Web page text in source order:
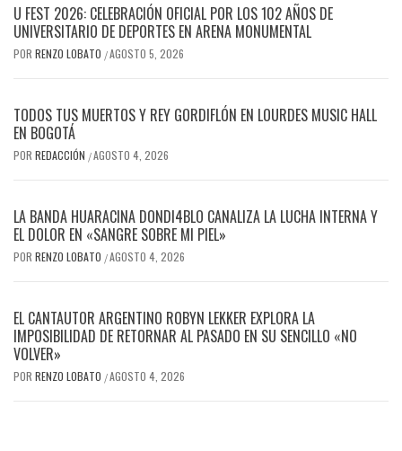
U FEST 2026: CELEBRACIÓN OFICIAL POR LOS 102 AÑOS DE
UNIVERSITARIO DE DEPORTES EN ARENA MONUMENTAL
POR RENZO LOBATO /AGOSTO 5, 2026
TODOS TUS MUERTOS Y REY GORDIFLÓN EN LOURDES MUSIC HALL
EN BOGOTÁ
POR REDACCIÓN /AGOSTO 4, 2026
LA BANDA HUARACINA DONDI4BLO CANALIZA LA LUCHA INTERNA Y
EL DOLOR EN «SANGRE SOBRE MI PIEL»
POR RENZO LOBATO /AGOSTO 4, 2026
EL CANTAUTOR ARGENTINO ROBYN LEKKER EXPLORA LA
IMPOSIBILIDAD DE RETORNAR AL PASADO EN SU SENCILLO «NO
VOLVER»
POR RENZO LOBATO /AGOSTO 4, 2026